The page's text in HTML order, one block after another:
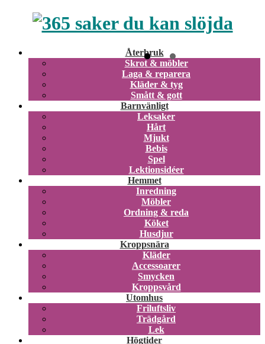
Återbruk
Skrot & möbler
Laga & reparera
Kläder & tyg
Smått & gott
Barnvänligt
Leksaker
Hårt
Mjukt
Bebis
Spel
Lektionsidéer
Hemmet
Inredning
Möbler
Ordning & reda
Köket
Husdjur
Kroppsnära
Kläder
Accessoarer
Smycken
Kroppsvård
Utomhus
Friluftsliv
Trädgård
Lek
Högtider